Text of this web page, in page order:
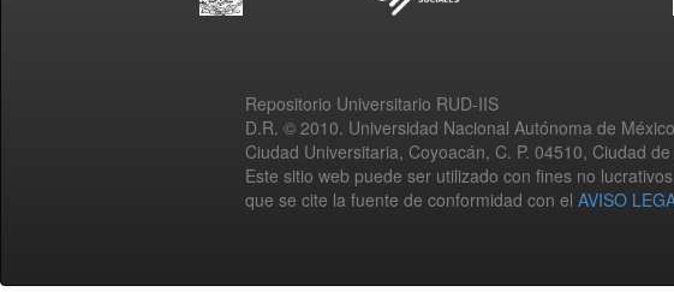
Repositorio Universitario RUD-IIS
D.R. © 2010. Universidad Nacional Autónoma de
Ciudad Universitaria, Coyoacán, C. P. 04510, Ciudad
Este sitio web puede ser utilizado con fines no
que se cite la fuente de conformidad con el AVISO